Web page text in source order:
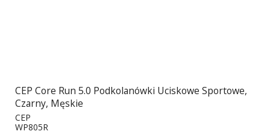
CEP Core Run 5.0 Podkolanówki Uciskowe Sportowe,
Czarny, Męskie
CEP
WP805R